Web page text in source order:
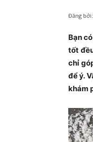
Đăng bởi:
Bạn
tốt
chỉ
để ý.
khám